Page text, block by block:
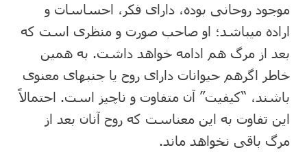
موجود روحانی بوده، دارای فکر، احساسات و
اراده میباشد؛ او صاحب صورت و منظری است که
بعد از مرگ هم ادامه خواهد داشت. به همین
خاطر اگرهم حیوانات دارای روح یا جنبه⁯ای معنوی
باشند، “کیفیت” آن متفاوت و ناچیز است. احتمالاً
این تفاوت به این معناست که روح آنان بعد از
مرگ باقی نخواهد ماند.